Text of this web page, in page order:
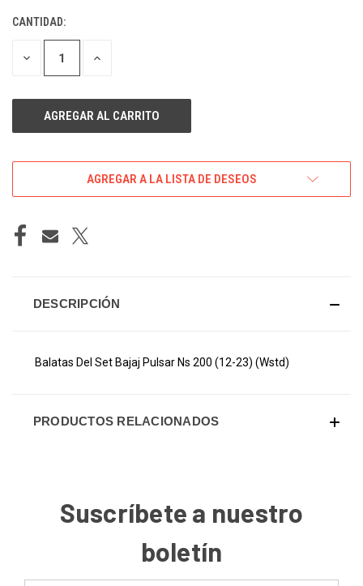
EXISTENCIAS
ACTUALES:
CANTIDAD:
DISMINUIR
CANTIDAD
UNDEFINED
AUMENTAR
UNDEFINED
AGREGAR A LA LISTA DE DESEOS
DESCRIPCIÓN
Balatas Del Set Bajaj Pulsar Ns 200 (12-23) (Wstd)
PRODUCTOS RELACIONADOS
Suscríbete a nuestro
boletín